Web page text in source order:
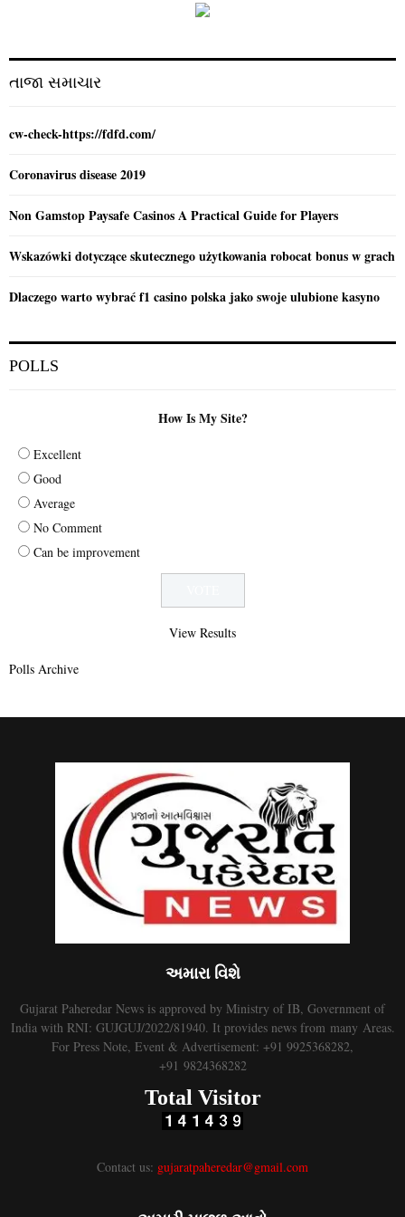
:
તાજા સમાચાર
cw-check-https://fdfd.com/
Coronavirus disease 2019
Non Gamstop Paysafe Casinos A Practical Guide for Players
Wskazówki dotyczące skutecznego użytkowania robocat bonus w grach
Dlaczego warto wybrać f1 casino polska jako swoje ulubione kasyno
POLLS
How Is My Site?
Excellent
Good
Average
No Comment
Can be improvement
View Results
Polls Archive
અમારા વિશે
Gujarat Paheredar News is approved by Ministry of IB, Government of
India with RNI: GUJGUJ/2022/81940. It provides news from many Areas.
For Press Note, Event & Advertisement: +91 9925368282,
+91 9824368282
Total Visitor
Contact us: gujaratpaheredar@gmail.com